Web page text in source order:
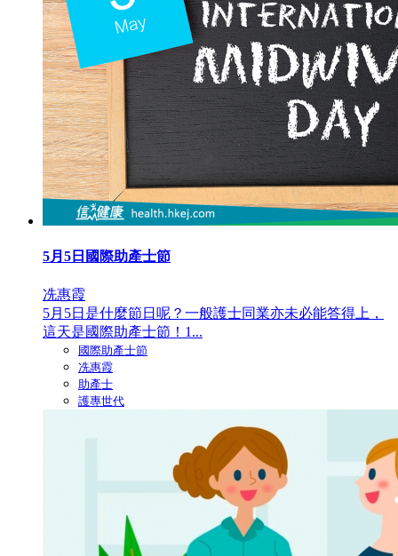
5月5日國際助產士節
冼惠霞
5月5日是什麼節日呢？一般護士同業亦未必能答得上，
這天是國際助產士節！1...
國際助產士節
冼惠霞
助產士
護專世代